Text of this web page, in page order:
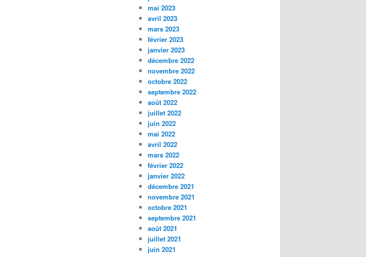
mai 2023
avril 2023
mars 2023
février 2023
janvier 2023
décembre 2022
novembre 2022
octobre 2022
septembre 2022
août 2022
juillet 2022
juin 2022
mai 2022
avril 2022
mars 2022
février 2022
janvier 2022
décembre 2021
novembre 2021
octobre 2021
septembre 2021
août 2021
juillet 2021
juin 2021